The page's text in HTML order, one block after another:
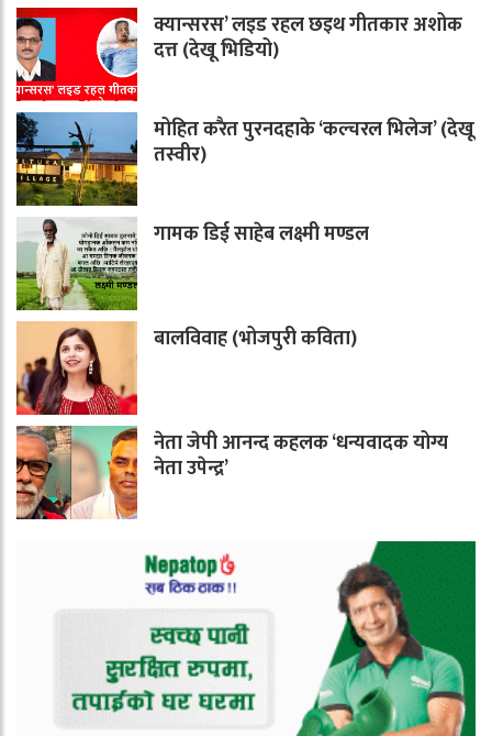
क्यान्सरस’ लइड रहल छइथ गीतकार अशोक
दत्त (देखू भिडियो)
मोहित करैत पुरनदहाके ‘कल्चरल भिलेज’ (देखू
तस्वीर)
गामक डिई साहेब लक्ष्मी मण्डल
बालविवाह (भोजपुरी कविता)
नेता जेपी आनन्द कहलक ‘धन्यवादक योग्य
नेता उपेन्द्र’